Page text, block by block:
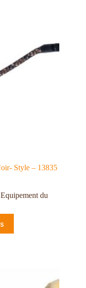
Style – 13835
Equipement du